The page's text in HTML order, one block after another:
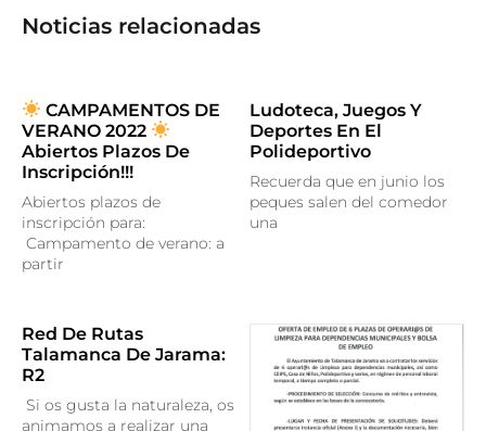
Noticias relacionadas
CAMPAMENTOS DE
VERANO 2022
Abiertos Plazos De
Inscripción!!!
Abiertos plazos de
inscripción para:
Campamento de verano: a
partir
Ludoteca, Juegos Y
Deportes En El
Polideportivo
Recuerda que en junio los
peques salen del comedor
una
Red De Rutas
Talamanca De Jarama:
R2
Si os gusta la naturaleza, os
animamos a realizar una